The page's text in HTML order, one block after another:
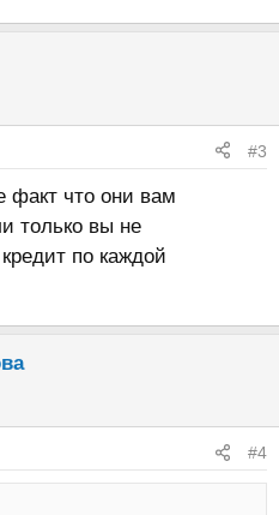
#3
факт что они вам
только вы не
по каждой
#4